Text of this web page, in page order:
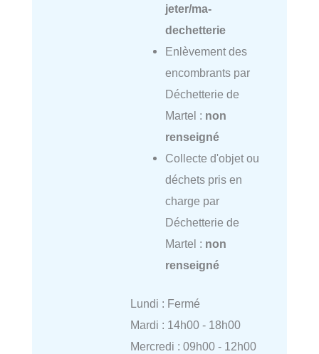
jeter/ma-
dechetterie
Enlèvement des
encombrants par
Déchetterie de
Martel : non
renseigné
Collecte d'objet ou
déchets pris en
charge par
Déchetterie de
Martel : non
renseigné
Lundi : Fermé
Mardi : 14h00 - 18h00
Mercredi : 09h00 - 12h00